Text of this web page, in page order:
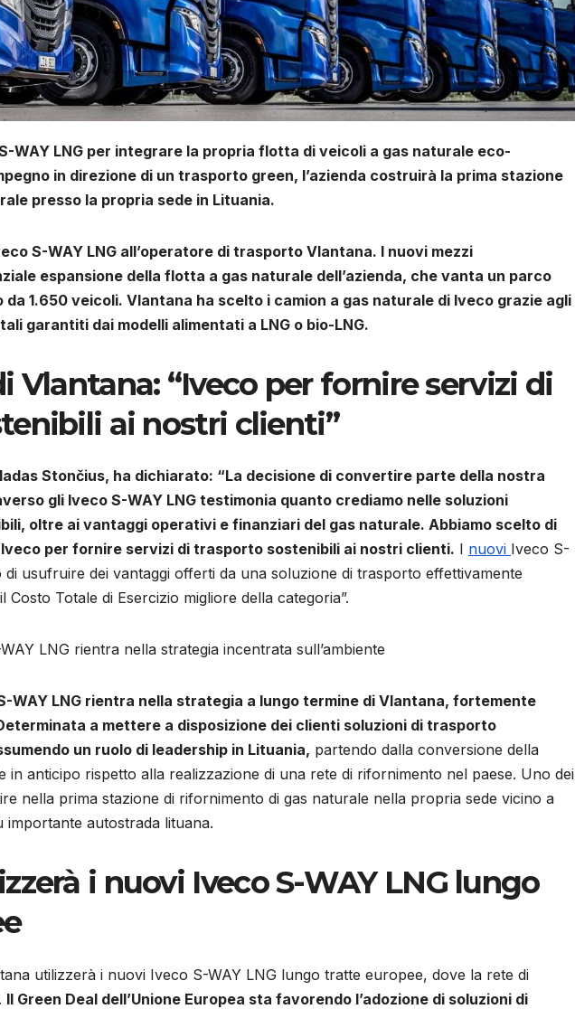
WAY LNG per integrare la propria flotta di veicoli a gas naturale eco-
in direzione di un trasporto green, l’azienda costruirà la prima stazione
presso la propria sede in Lituania.
S-WAY LNG all’operatore di trasporto Vlantana. I nuovi mezzi
espansione della flotta a gas naturale dell’azienda, che vanta un parco
1.650 veicoli. Vlantana ha scelto i camion a gas naturale di Iveco grazie agli
garantiti dai modelli alimentati a LNG o bio-LNG.
Vlantana: “Iveco per fornire servizi di
ai nostri clienti”
Stončius, ha dichiarato: “La decisione di convertire parte della nostra
gli Iveco S-WAY LNG testimonia quanto crediamo nelle soluzioni
oltre ai vantaggi operativi e finanziari del gas naturale. Abbiamo scelto di
per fornire servizi di trasporto sostenibili ai nostri clienti. I nuovi Iveco S-
usufruire dei vantaggi offerti da una soluzione di trasporto effettivamente
Totale di Esercizio migliore della categoria”.
LNG rientra nella strategia incentrata sull’ambiente
WAY LNG rientra nella strategia a lungo termine di Vlantana, fortemente
a mettere a disposizione dei clienti soluzioni di trasporto
un ruolo di leadership in Lituania, partendo dalla conversione della
in anticipo rispetto alla realizzazione di una rete di rifornimento nel paese. Uno dei
nella prima stazione di rifornimento di gas naturale nella propria sede vicino a
importante autostrada lituana.
i nuovi Iveco S-WAY LNG lungo
utilizzerà i nuovi Iveco S-WAY LNG lungo tratte europee, dove la rete di
Il Green Deal dell’Unione Europea sta favorendo l’adozione di soluzioni di